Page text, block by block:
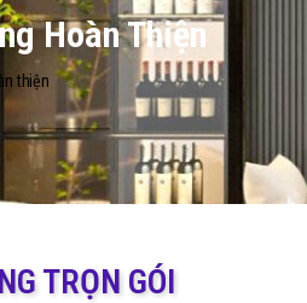
Hoàn Thiện
thiện
TRỌN GÓI